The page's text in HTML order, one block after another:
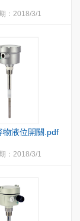
：2018/3/1
物液位開關.pdf
：2018/3/1